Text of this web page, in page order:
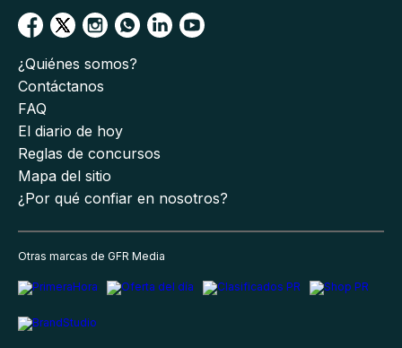
¿Quiénes somos?
Contáctanos
FAQ
El diario de hoy
Reglas de concursos
Mapa del sitio
¿Por qué confiar en nosotros?
Otras marcas de GFR Media